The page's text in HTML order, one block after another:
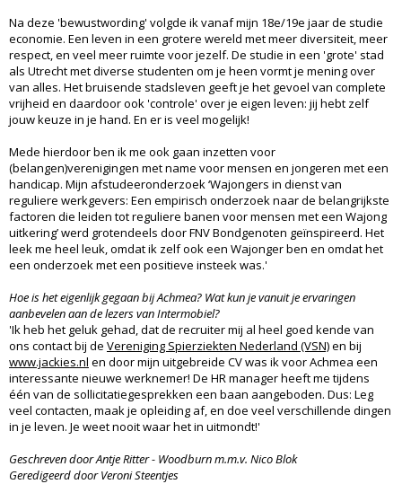
Na deze 'bewustwording' volgde ik vanaf mijn 18e/19e jaar de studie
economie. Een leven in een grotere wereld met meer diversiteit, meer
respect, en veel meer ruimte voor jezelf. De studie in een 'grote' stad
als Utrecht met diverse studenten om je heen vormt je mening over
van alles. Het bruisende stadsleven geeft je het gevoel van complete
vrijheid en daardoor ook 'controle' over je eigen leven: jij hebt zelf
jouw keuze in je hand. En er is veel mogelijk!
Mede hierdoor ben ik me ook gaan inzetten voor
(belangen)verenigingen met name voor mensen en jongeren met een
handicap. Mijn afstudeeronderzoek ‘Wajongers in dienst van
reguliere werkgevers: Een empirisch onderzoek naar de belangrijkste
factoren die leiden tot reguliere banen voor mensen met een Wajong
uitkering’ werd grotendeels door FNV Bondgenoten geïnspireerd. Het
leek me heel leuk, omdat ik zelf ook een Wajonger ben en omdat het
een onderzoek met een positieve insteek was.'
Hoe is het eigenlijk gegaan bij Achmea? Wat kun je vanuit je ervaringen
aanbevelen aan de lezers van Intermobiel?
'Ik heb het geluk gehad, dat de recruiter mij al heel goed kende van
ons contact bij de Vereniging Spierziekten Nederland (VSN)en bij
www.jackies.nl en door mijn uitgebreide CV was ik voor Achmea een
interessante nieuwe werknemer! De HR manager heeft me tijdens
één van de sollicitatiegesprekken een baan aangeboden. Dus: Leg
veel contacten, maak je opleiding af, en doe veel verschillende dingen
in je leven. Je weet nooit waar het in uitmondt!'
Geschreven door Antje Ritter - Woodburn m.m.v. Nico Blok
Geredigeerd door Veroni Steentjes